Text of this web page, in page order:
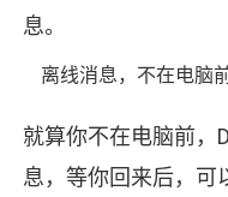
息。
离线消息，不在电脑
就算你不在电脑前，
息，等你回来后，可